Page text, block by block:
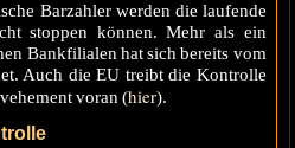
Barzahler werden die laufende
stoppen können. Mehr als ein
Bankfilialen hat sich bereits vom
Auch die EU treibt die Kontrolle
voran (hier).